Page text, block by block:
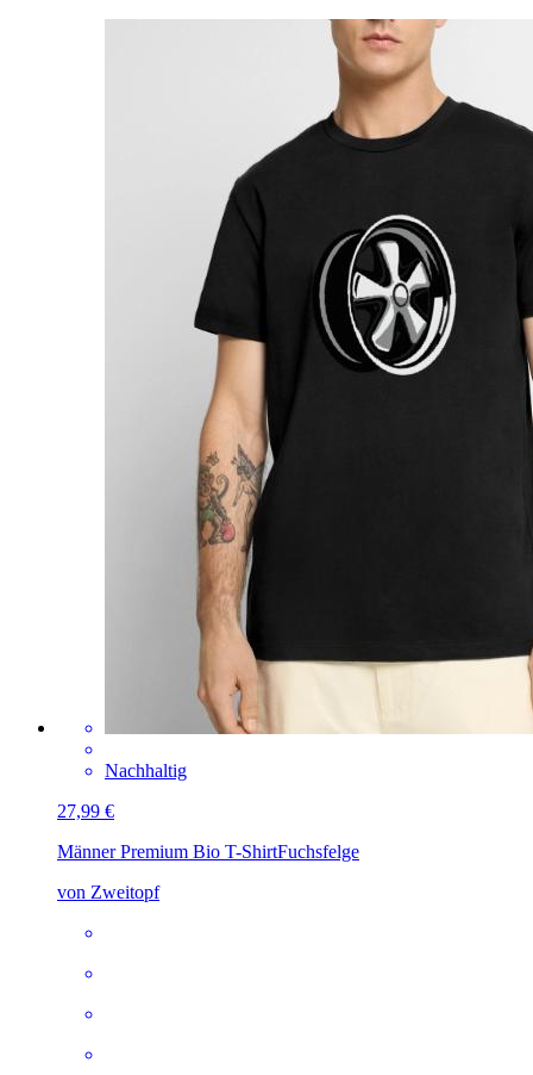
Nachhaltig
27,99 €
Männer Premium Bio T-ShirtFuchsfelge
von Zweitopf